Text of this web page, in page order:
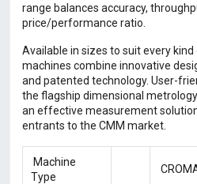
range balances accuracy,
price/performance ratio.
Available in sizes to suit every kind
machines combine innovative
and patented technology. User-
the flagship dimensional
an effective measurement
entrants to the CMM market.
Machine
Type